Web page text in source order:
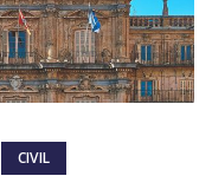
CIVIL